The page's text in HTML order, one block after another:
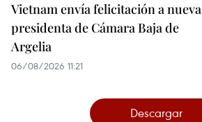
Vietnam envía felicitación a nueva
presidenta de Cámara Baja de
Argelia
06/08/2026 11:21
Descargar